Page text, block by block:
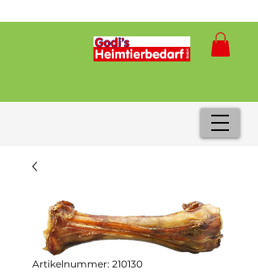
Artikelnummer: 210130